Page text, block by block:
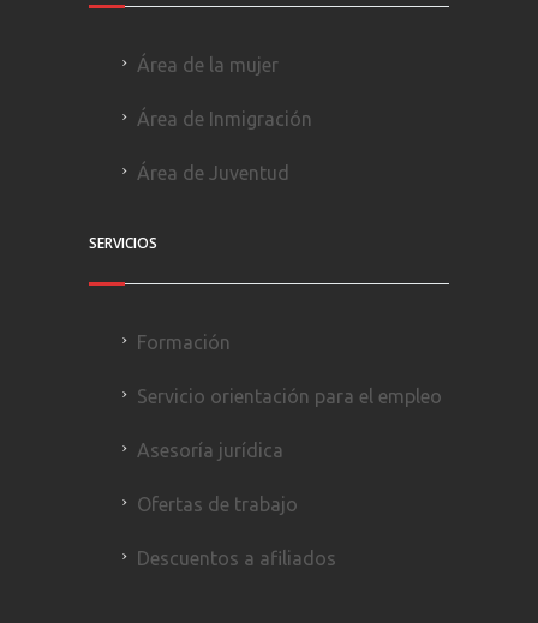
Área de la mujer
Área de Inmigración
Área de Juventud
SERVICIOS
Formación
Servicio orientación para el empleo
Asesoría jurídica
Ofertas de trabajo
Descuentos a afiliados